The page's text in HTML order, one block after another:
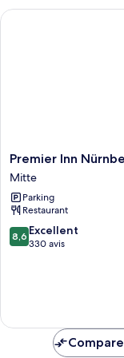
chambre
Chambre
Premier
Inn
Nürnberg
City
Opernhaus
Mitte
Premier Inn
Mitte
Parking
Restaurant
8.6
sur
8,6 Excellent
330 avis
Premier Inn